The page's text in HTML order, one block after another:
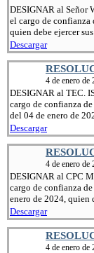
DESIGNAR al Señor
el cargo de confianza
quien debe ejercer
Descargar
4 de enero de
DESIGNAR al TEC.
cargo de confianza
del 04 de enero de
Descargar
4 de enero de
DESIGNAR al CPC
cargo de confianza
enero de 2024, quien
Descargar
4 de enero de